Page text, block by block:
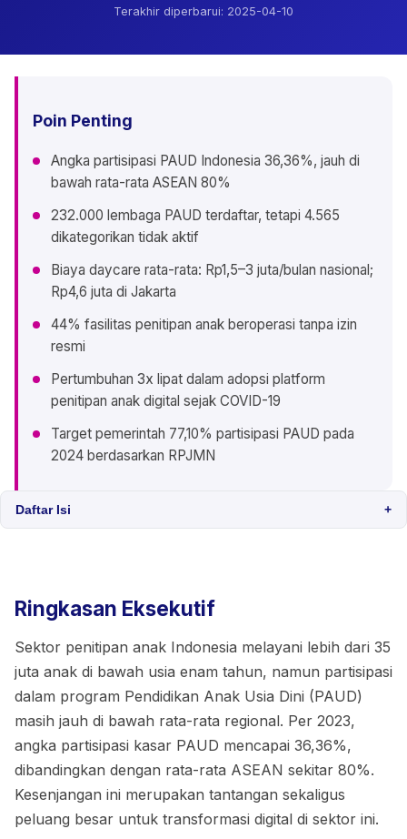
Terakhir diperbarui: 2025-04-10
Poin Penting
Angka partisipasi PAUD Indonesia 36,36%, jauh di
bawah rata-rata ASEAN 80%
232.000 lembaga PAUD terdaftar, tetapi 4.565
dikategorikan tidak aktif
Biaya daycare rata-rata: Rp1,5–3 juta/bulan nasional;
Rp4,6 juta di Jakarta
44% fasilitas penitipan anak beroperasi tanpa izin
resmi
Pertumbuhan 3x lipat dalam adopsi platform
penitipan anak digital sejak COVID-19
Target pemerintah 77,10% partisipasi PAUD pada
2024 berdasarkan RPJMN
Daftar Isi +
Ringkasan Eksekutif
Sektor penitipan anak Indonesia melayani lebih dari 35
juta anak di bawah usia enam tahun, namun partisipasi
dalam program Pendidikan Anak Usia Dini (PAUD)
masih jauh di bawah rata-rata regional. Per 2023,
angka partisipasi kasar PAUD mencapai 36,36%,
dibandingkan dengan rata-rata ASEAN sekitar 80%.
Kesenjangan ini merupakan tantangan sekaligus
peluang besar untuk transformasi digital di sektor ini.